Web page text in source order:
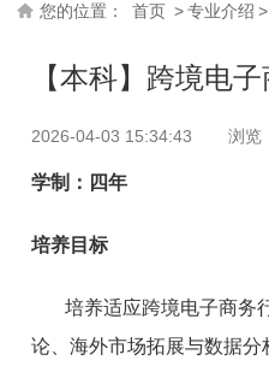
您的位置： 首页 > 专业介绍 >
【本科】跨境电
2026-04-03 15:34:43 浏览
学制：四年
培养目标
培养适应跨境电子商务
论、海外市场拓展与数据